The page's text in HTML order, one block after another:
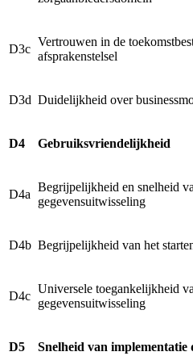
D3c
Vertrouwen in de
afsprakenstelsel
D3d Duidelijkheid over
D4 Gebruiksvriendelijkheid
D4a
Begrijpelijkheid en snelheid
gegevensuitwisseling
D4b Begrijpelijkheid van het
D4c
Universele toegankelijkheid
gegevensuitwisseling
D5 Snelheid van implementatie